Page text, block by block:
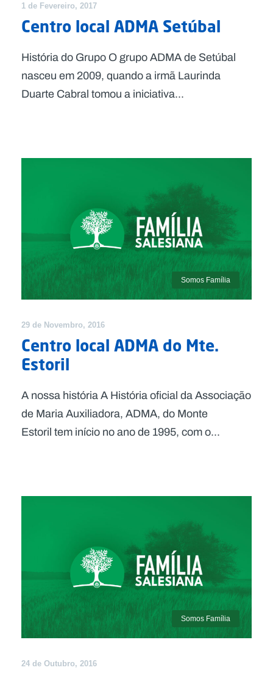
1 de Fevereiro, 2017
Centro local ADMA Setúbal
História do Grupo O grupo ADMA de Setúbal
nasceu em 2009, quando a irmã Laurinda
Duarte Cabral tomou a iniciativa...
Somos Família
29 de Novembro, 2016
Centro local ADMA do Mte.
Estoril
A nossa história A História oficial da Associação
de Maria Auxiliadora, ADMA, do Monte
Estoril tem início no ano de 1995, com o...
Somos Família
24 de Outubro, 2016